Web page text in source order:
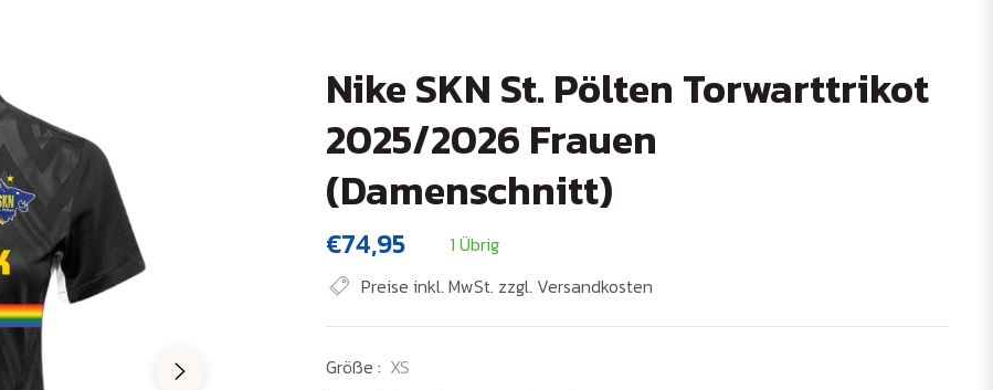
Nike SKN St. Pölten Torwarttrikot
2025/2026 Frauen
(Damenschnitt)
Normaler
Preis
€74,95
1 Übrig
Preise inkl. MwSt. zzgl. Versandkosten
Größe : XS